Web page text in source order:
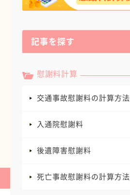
記事を探す
慰謝料計算
交通事故慰謝料の計算方法
入通院慰謝料
後遺障害慰謝料
死亡事故慰謝料の計算方法